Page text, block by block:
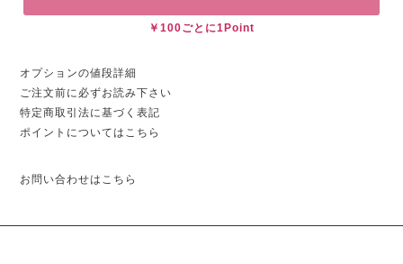
￥100ごとに1Point
オプションの値段詳細
ご注文前に必ずお読み下さい
特定商取引法に基づく表記
ポイントについてはこちら
お問い合わせはこちら